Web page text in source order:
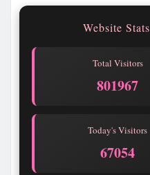
Website Stats
Total Visitors
801967
Today's Visitors
67054